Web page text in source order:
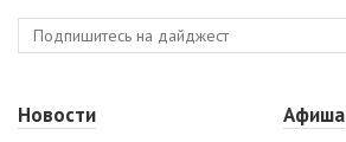
Новости
Афиша